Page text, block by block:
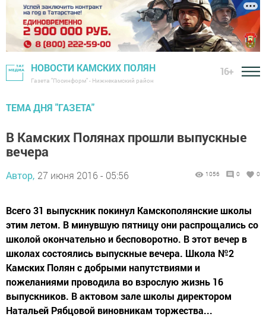
НОВОСТИ КАМСКИХ ПОЛЯН
Газета "Посинформ" - Нижнекамский район
16+
ТЕМА ДНЯ "ГАЗЕТА"
В Камских Полянах прошли выпускные
вечера
Автор, 27 июня 2016 - 05:56 1056 0 0
Всего 31 выпускник покинул Камскополянские школы
этим летом. В минувшую пятницу они распрощались со
школой окончательно и бесповоротно. В этот вечер в
школах состоялись выпускные вечера. Школа №2
Камских Полян с добрыми напутствиями и
пожеланиями проводила во взрослую жизнь 16
выпускников. В актовом зале школы директором
Натальей Рябцовой виновникам торжества...